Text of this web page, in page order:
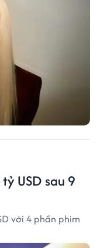
USD sau 9
với 4 phần phim